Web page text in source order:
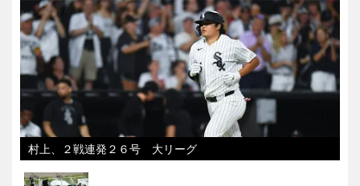
村上、２戦連発２６号 大リーグ